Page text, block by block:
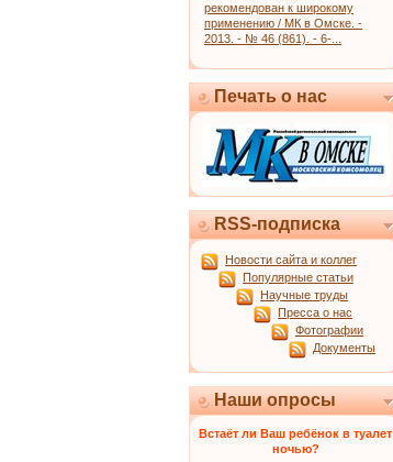
рекомендован к широкому
применению / МК в Омске. -
2013. - № 46 (861). - 6-...
Печать о нас
RSS-подписка
Новости сайта и коллег
Популярные статьи
Научные труды
Пресса о нас
Фотографии
Документы
Наши опросы
Встаёт ли Ваш ребёнок в туалет
ночью?